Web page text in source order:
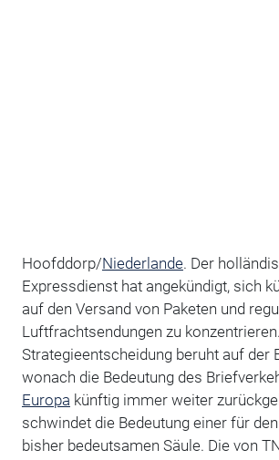
Hoofddorp/Niederlande. Der
Expressdienst hat angekündigt, sich
auf den Versand von Paketen und
Luftfrachtsendungen zu
Strategieentscheidung beruht auf der
wonach die Bedeutung des
Europa künftig immer weiter
schwindet die Bedeutung einer für
bisher bedeutsamen Säule. Die von